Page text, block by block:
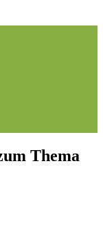
Thema